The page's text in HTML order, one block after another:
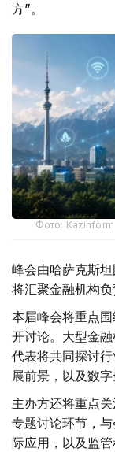
方”。
Фото: Kazinform
峰会由哈萨克斯
将汇聚金融机构
本届峰会将重点
开讨论。大型金
代表将共同探讨
展前景，以及数字
主办方还将重点
专题讨论环节，
际应用，以及监管